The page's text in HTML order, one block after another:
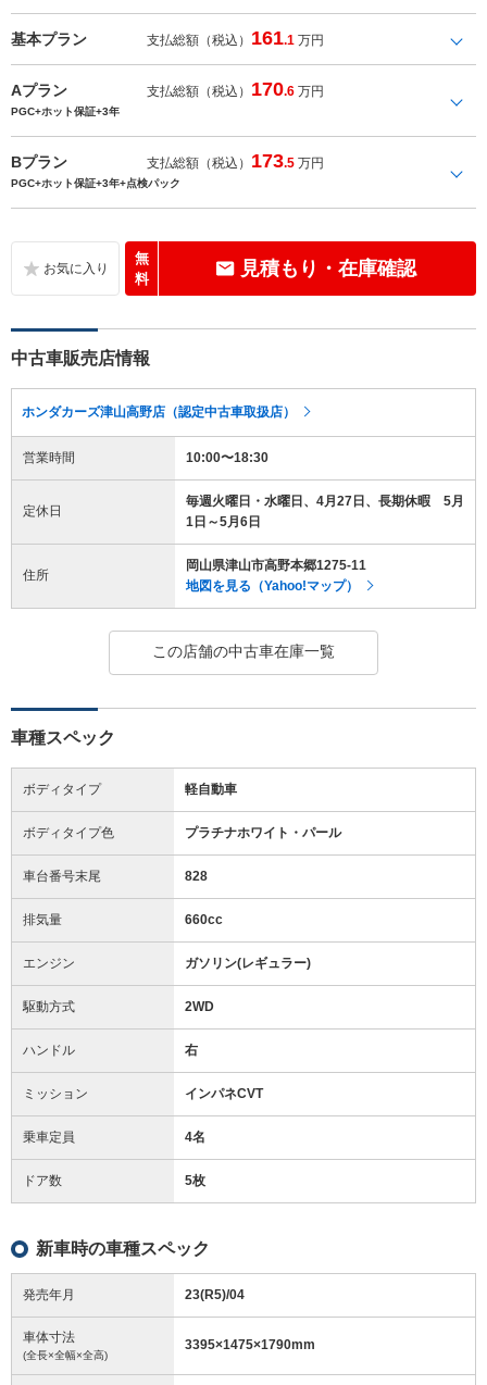
基本プラン 支払総額（税込） 161.1 万円
Aプラン 支払総額（税込） 170.6 万円
PGC+ホット保証+3年
Bプラン 支払総額（税込） 173.5 万円
PGC+ホット保証+3年+点検パック
無
料
見積もり・在庫確認
中古車販売店情報
ホンダカーズ津山高野店（認定中古車取扱店）
営業時間 10:00〜18:30
定休日
毎週火曜日・水曜日、4月27日、長期休暇 5月
1日～5月6日
住所
岡山県津山市高野本郷1275-11
地図を見る（Yahoo!マップ）
この店舗の中古車在庫一覧
車種スペック
ボディタイプ 軽自動車
ボディタイプ色 プラチナホワイト・パール
車台番号末尾 828
排気量 660cc
エンジン ガソリン(レギュラー)
駆動方式 2WD
ハンドル 右
ミッション インパネCVT
乗車定員 4名
ドア数 5枚
新車時の車種スペック
発売年月 23(R5)/04
車体寸法
(全長×全幅×全高)
3395×1475×1790mm